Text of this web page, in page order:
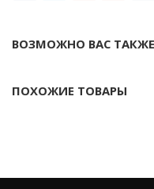
ВОЗМОЖНО ВАС
ПОХОЖИЕ ТОВАРЫ